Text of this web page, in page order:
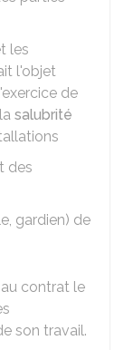
les
l'objet
de
salubrité
des
gardien) de
contrat le
son travail.